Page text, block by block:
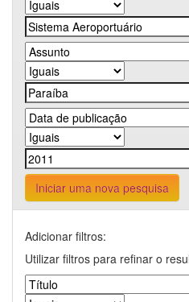
Iniciar uma nova pesquisa
Adicionar filtros:
Utilizar filtros para refinar o